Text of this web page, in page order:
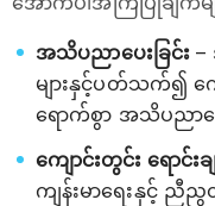
အသိပညာပေးခြင်း –
များနှင့်ပတ်သက်၍ ကျ
ရောက်စွာ အသိပညာပေ
ကျောင်းတွင်း ရောင်းခ
ကျန်းမာရေးနှင့် ညီ